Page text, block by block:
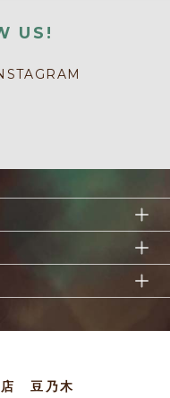
US!
店 豆乃木